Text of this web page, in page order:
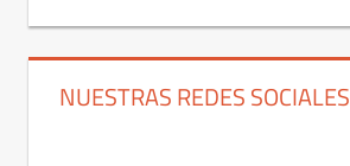
NUESTRAS REDES SOCIALES